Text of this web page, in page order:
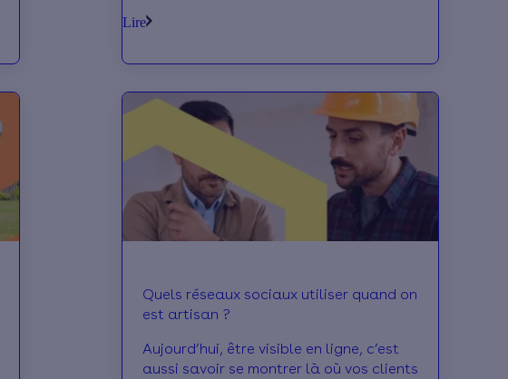
permettant de stocker l’électricité
tard, on vous explique pourquoi le
combo panneaux + batterie, c’est la
solution gagnante pour votre confort
et votre autonomie.
Lire
Quels réseaux sociaux utiliser quand on
est artisan ?
Aujourd’hui, être visible en ligne, c’est
aussi savoir se montrer là où vos clients